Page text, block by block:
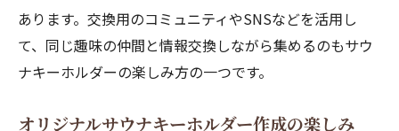
あります。交換用のコミュニティやSNSなどを活用し
て、同じ趣味の仲間と情報交換しながら集めるのもサウ
ナキーホルダーの楽しみ方の一つです。
オリジナルサウナキーホルダー作成の楽しみ